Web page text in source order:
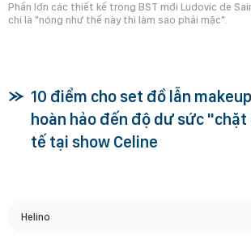
Phần lớn các thiết kế trong BST mới Ludovic de
chí là "nóng như thế này thì làm sao phải mặc".
10 điểm cho set đồ lẫn
hoàn hảo đến độ dư sức
tế tại show Celine
Helino